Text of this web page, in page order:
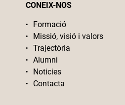
CONEIX-NOS
Formació
Missió, visió i valors
Trajectòria
Alumni
Noticies
Contacta